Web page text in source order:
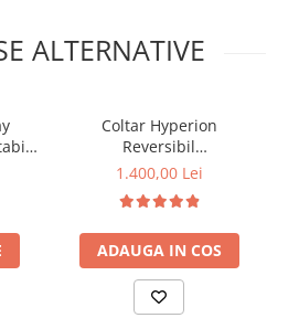
ALTERNATIVE
Coltar Hyperion
Reversibil
Stânga/Dreapta
(cod AF 2433-17)
1.400,00 Lei
ADAUGA IN COS